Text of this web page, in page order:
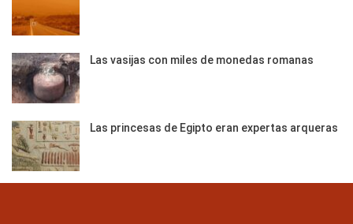
Las vasijas con miles de monedas romanas
Las princesas de Egipto eran expertas arqueras